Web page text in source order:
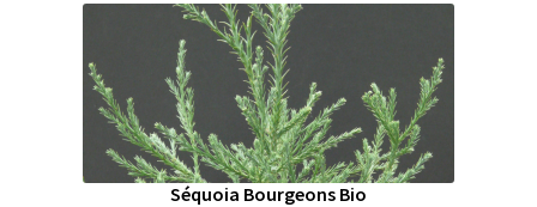
Séquoia Bourgeons Bio